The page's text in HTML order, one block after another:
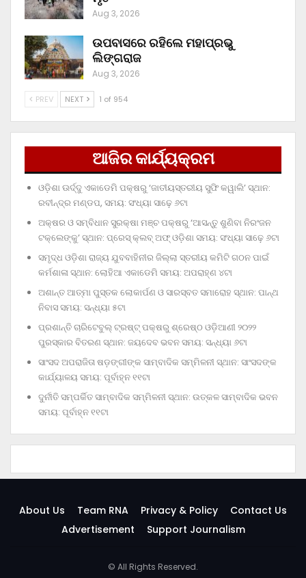
Aug 3, 2026
ଉପବାସରେ ରହିଲେ ମହାପ୍ରଭୁ
ଲିଙ୍ଗରାଜ
Aug 3, 2026
PREV NEXT 1 of 954
ଆଜିର କାର୍ଯ୍ୟକ୍ରମ
ଓଡ଼ିଶା ଊର୍ଦ୍ଦୁ ଏକାଡେମି ପକ୍ଷରୁ ‘ଜାତୀୟସ୍ତରୀୟ ସୁଫି କୱାଲି’ ସ୍ଥାନ:
ରବୀନ୍ଦ୍ର ମଣ୍ଡପ, ସମୟ: ସଂଧ୍ୟା ସାଢ଼େ ୬ଟା
ଅକ୍ଷର ଓ ସମ୍ବିଧାନ ସୁରକ୍ଷା ମଞ୍ଚ ପକ୍ଷରୁ ‘ଆସନ୍ତୁ ଶୁଣିବା ନିରଂଜନ
ଟକ୍‌ଲେଙ୍କୁ’ ସ୍ଥାନ: ପ୍ରେସ୍‌ କ୍ଲବ୍‌ ଅଫ୍‌ ଓଡ଼ିଶା ସମୟ: ସଂଧ୍ୟା ସାଢ଼େ ୬ଟା
ସମୃଦ୍ଧ ଓଡ଼ିଶା ରାଜ୍ୟ ଯୁବବାହିନୀର ଜିଲ୍ଲା ସ୍ତରୀୟ କମିଟି ଗଠନ ପାଇଁ
କର୍ମଶାଳା ସ୍ଥାନ: ଲୋହିଆ ଏକାଡେମି ସମୟ: ଅପରାହ୍‌ଣ ୪ଟା
ଅଶାନ୍ତ ଆତ୍ମା ପୁସ୍ତକ ଲୋକାର୍ପଣ ଓ ସାରସ୍ବତ ସମାରୋହ ସ୍ଥାନ: ପାନ୍ଥ
ନିବାସ ସମୟ: ସନ୍ଧ୍ୟା ୫ଟା
ପ୍ରଶାନ୍ତି ଚାରିଟେବୁଲ୍‌ ଟ୍ରଷ୍ଟ୍‌ ପକ୍ଷରୁ ଶ୍ରେଷ୍ଠ ଓଡ଼ିଆଣୀ ୨୦୨୨
ପୁରସ୍କାର ବିତରଣ ସ୍ଥାନ: ଜୟଦେବ ଭବନ ସମୟ: ସନ୍ଧ୍ୟା ୬ଟା
ସାଂସଦ ଅପରାଜିତା ଷଡ଼ଙ୍ଗୀଙ୍କ ସାମ୍ବାଦିକ ସମ୍ମିଳନୀ ସ୍ଥାନ: ସାଂସଦଙ୍କ
କାର୍ଯ୍ୟାଳୟ ସମୟ: ପୂର୍ବାହ୍ନ ୧୧ଟା
ଦୁର୍ନୀତି ସମ୍ପର୍କିତ ସାମ୍ବାଦିକ ସମ୍ମିଳନୀ ସ୍ଥାନ: ଉତ୍କଳ ସାମ୍ବାଦିକ ଭବନ
ସମୟ: ପୂର୍ବାହ୍ନ ୧୧ଟା
About Us Team RNA Privacy & Policy
Contact Us
Advertisement
Support Journalism
© All Rights Reserved.